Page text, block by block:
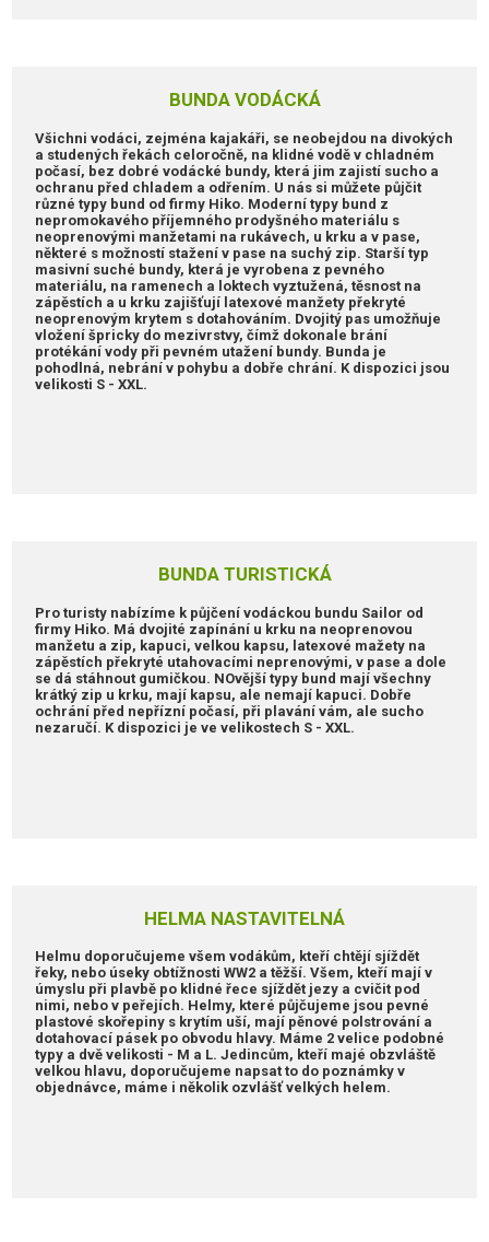
BUNDA VODÁCKÁ
Všichni vodáci, zejména kajakáři, se neobejdou na divokých
a studených řekách celoročně, na klidné vodě v chladném
počasí, bez dobré vodácké bundy, která jim zajistí sucho a
ochranu před chladem a odřením. U nás si můžete půjčit
různé typy bund od firmy Hiko. Moderní typy bund z
nepromokavého příjemného prodyšného materiálu s
neoprenovými manžetami na rukávech, u krku a v pase,
některé s možností stažení v pase na suchý zip. Starší typ
masivní suché bundy, která je vyrobena z pevného
materiálu, na ramenech a loktech vyztužená, těsnost na
zápěstích a u krku zajišťují latexové manžety překryté
neoprenovým krytem s dotahováním. Dvojitý pas umožňuje
vložení špricky do mezivrstvy, čímž dokonale brání
protékání vody při pevném utažení bundy. Bunda je
pohodlná, nebrání v pohybu a dobře chrání. K dispozici jsou
velikosti S - XXL.
BUNDA TURISTICKÁ
Pro turisty nabízíme k půjčení vodáckou bundu Sailor od
firmy Hiko. Má dvojité zapínání u krku na neoprenovou
manžetu a zip, kapuci, velkou kapsu, latexové mažety na
zápěstích překryté utahovacími neprenovými, v pase a dole
se dá stáhnout gumičkou. NOvější typy bund mají všechny
krátký zip u krku, mají kapsu, ale nemají kapuci. Dobře
ochrání před nepřízní počasí, při plavání vám, ale sucho
nezaručí. K dispozici je ve velikostech S - XXL.
HELMA NASTAVITELNÁ
Helmu doporučujeme všem vodákům, kteří chtějí sjíždět
řeky, nebo úseky obtížnosti WW2 a těžší. Všem, kteří mají v
úmyslu při plavbě po klidné řece sjíždět jezy a cvičit pod
nimi, nebo v peřejích. Helmy, které půjčujeme jsou pevné
plastové skořepiny s krytím uší, mají pěnové polstrování a
dotahovací pásek po obvodu hlavy. Máme 2 velice podobné
typy a dvě velikosti - M a L. Jedincům, kteří majé obzvláště
velkou hlavu, doporučujeme napsat to do poznámky v
objednávce, máme i několik ozvlášť velkých helem.